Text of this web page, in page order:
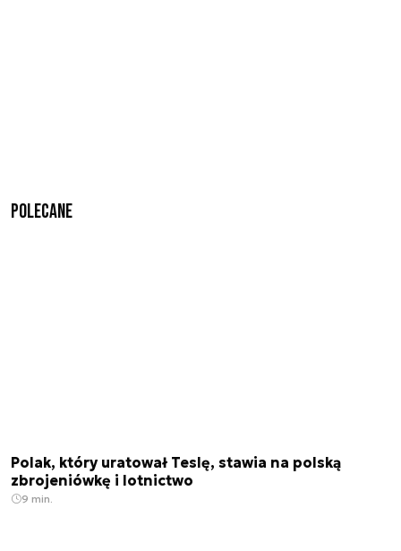
Polecane
Polak, który uratował Teslę, stawia na polską
zbrojeniówkę i lotnictwo
9 min.